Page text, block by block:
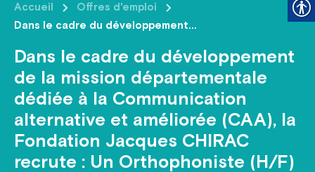
Accueil
Offres d'emploi
Dans le cadre du développement...
Dans le cadre du développement
de la mission départementale
dédiée à la Communication
alternative et améliorée (CAA), la
Fondation Jacques CHIRAC
recrute : Un Orthophoniste (H/F)